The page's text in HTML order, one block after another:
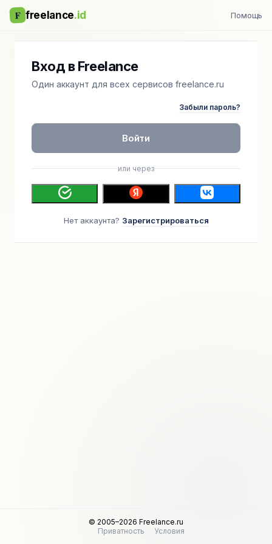
F freelance.id Помощь
Вход в Freelance
Один аккаунт для всех сервисов freelance.ru
Забыли пароль?
Войти
или через
Нет аккаунта? Зарегистрироваться
© 2005–2026 Freelance.ru
Приватность
Условия